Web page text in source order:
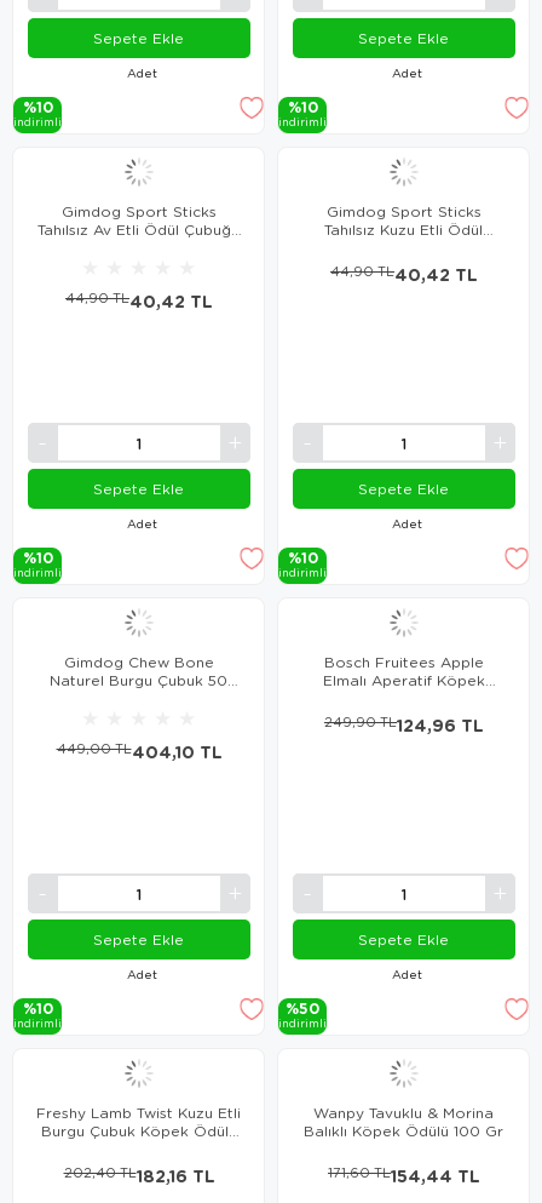
Adet
Sepete Ekle
%10
i̇ndi̇ri̇mli̇
Adet
Sepete Ekle
%10
i̇ndi̇ri̇mli̇
Gimdog Sport Sticks
Tahılsız Av Etli Ödül Çubuğu
Adet
40,42 TL
44,90 TL
Sepete Ekle
%10
i̇ndi̇ri̇mli̇
Gimdog Sport Sticks
Tahılsız Kuzu Etli Ödül
Adet
40,42 TL
44,90 TL
Sepete Ekle
%10
i̇ndi̇ri̇mli̇
Gimdog Chew Bone
Naturel Burgu Çubuk 50
Adet
404,10 TL
449,00 TL
Sepete Ekle
%10
i̇ndi̇ri̇mli̇
Bosch Fruitees Apple
Elmalı Aperatif Köpek
Adet
124,96 TL
249,90 TL
Sepete Ekle
%50
i̇ndi̇ri̇mli̇
Freshy Lamb Twist Kuzu Etli
Burgu Çubuk Köpek Ödülü
182,16 TL
202,40 TL
Wanpy Tavuklu & Morina
Balıklı Köpek Ödülü 100 Gr
154,44 TL
171,60 TL